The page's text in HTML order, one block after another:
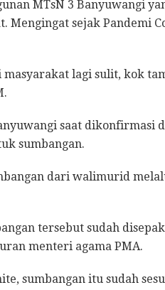
MTsN 3 Banyuwangi
Mengingat sejak Pandemi
masyarakat lagi sulit, kok
saat dikonfirmasi
sumbangan.
dari walimurid
tersebut sudah
menteri agama PMA.
sumbangan itu sudah